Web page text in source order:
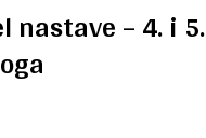
nastave – 4. i 5.